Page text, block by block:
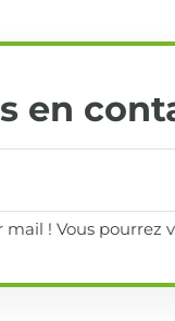
en
mail ! Vous